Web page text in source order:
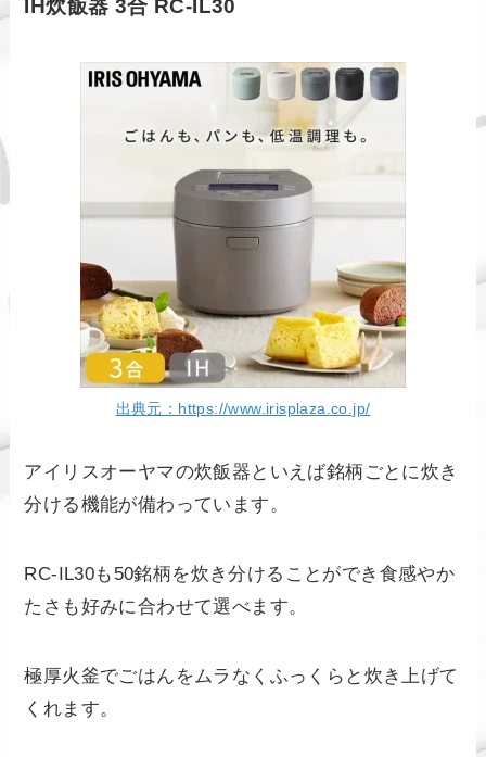
IH炊飯器 3合 RC-IL30
出典元：https://www.irisplaza.co.jp/
アイリスオーヤマの炊飯器といえば銘柄ごとに炊き
分ける機能が備わっています。
RC-IL30も50銘柄を炊き分けることができ食感やか
たさも好みに合わせて選べます。
極厚火釜でごはんをムラなくふっくらと炊き上げて
くれます。